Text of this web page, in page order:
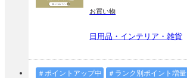
お買い物
日用品・インテリア・雑貨
＃ポイントアップ中 ＃ランク別ポイント増量